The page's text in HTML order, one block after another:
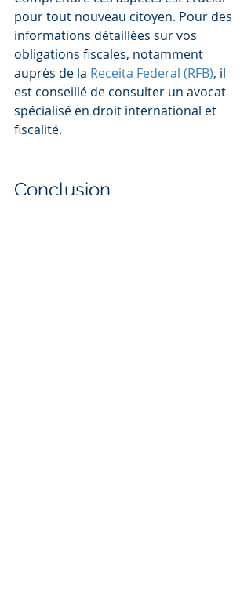
pour tout nouveau citoyen. Pour des
informations détaillées sur vos
obligations fiscales, notamment
auprès de la Receita Federal (RFB), il
est conseillé de consulter un avocat
spécialisé en droit international et
fiscalité.
Conclusion